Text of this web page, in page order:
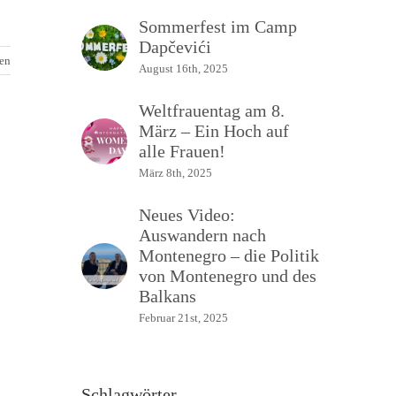
Sommerfest im Camp
Dapčevići
August 16th, 2025
Weltfrauentag am 8.
März – Ein Hoch auf
alle Frauen!
März 8th, 2025
Neues Video:
Auswandern nach
Montenegro – die Politik
von Montenegro und des
Balkans
Februar 21st, 2025